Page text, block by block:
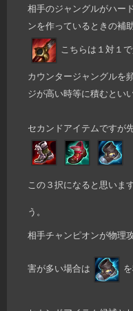
相手のジャングルがハー
ンを作っているときの補
こちらは１対１
カウンタージャングルを
ジが高い時等に積むといい
セカンドアイテムですが
この３択になると思いま
う。
相手チャンピオンが物理
害が多い場合は